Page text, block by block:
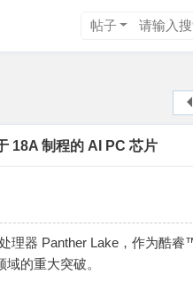
帖子
18A 制程的 AI PC 芯片
理器 Panther Lake，作为酷睿
的重大突破。